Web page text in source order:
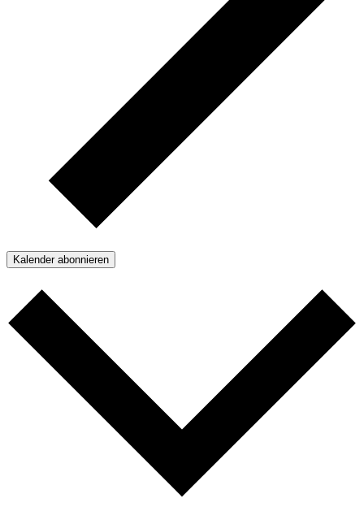
Kalender abonnieren